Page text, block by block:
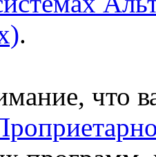
.
что